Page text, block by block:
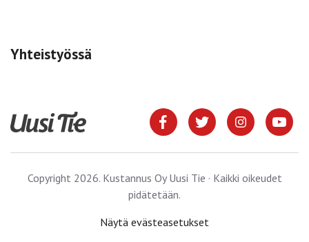
Yhteistyössä
Copyright 2026. Kustannus Oy Uusi Tie · Kaikki oikeudet
pidätetään.
Näytä evästeasetukset